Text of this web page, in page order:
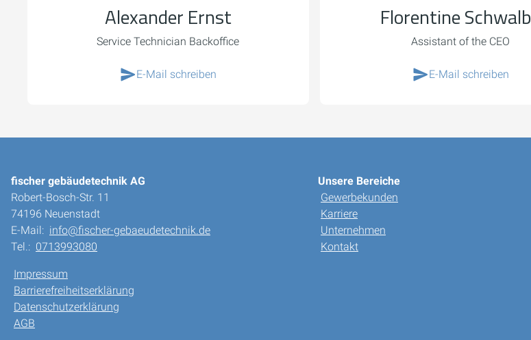
Alexander Ernst
Service Technician Backoffice
E-Mail schreiben
Florentine
Assistant of the CEO
E-Mail schreiben
fischer gebäudetechnik AG
Robert-Bosch-Str. 11
74196 Neuenstadt
E-Mail: info@fischer-gebaeudetechnik.de
Tel.: 0713993080
Impressum
Barrierefreiheitserklärung
Datenschutzerklärung
AGB
Unsere Bereiche
Gewerbekunden
Karriere
Unternehmen
Kontakt